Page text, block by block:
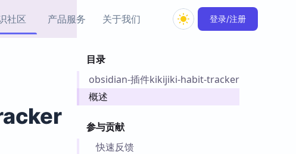
社区 产品服务
Obsidian 思维导图插件
Obsidian 教程
关于我们 登录/注册
目录
obsidian-插件kikijiki-habit-tracker
概述
参与贡献
快速反馈